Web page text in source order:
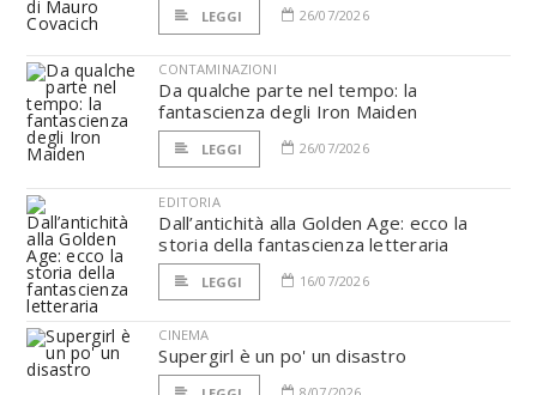
LEGGI 26/07/2026
CONTAMINAZIONI
Da qualche parte nel tempo: la
fantascienza degli Iron Maiden
LEGGI 26/07/2026
EDITORIA
Dall’antichità alla Golden Age: ecco la
storia della fantascienza letteraria
LEGGI 16/07/2026
CINEMA
Supergirl è un po' un disastro